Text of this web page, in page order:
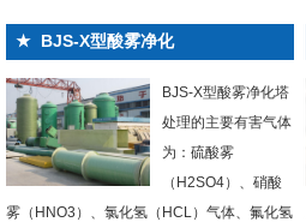
★ BJS-X型酸雾净化
BJS-X型酸雾净化塔
处理的主要有害气体
为：硫酸雾
（H2SO4）、硝酸
雾（HNO3）、氯化氢（HCL）气体、氟化氢